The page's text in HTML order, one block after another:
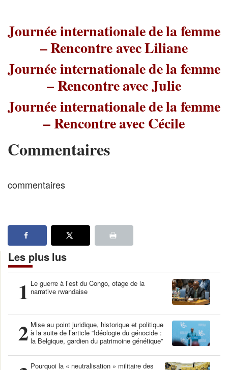
Journée internationale de la femme
– Rencontre avec Liliane
Journée internationale de la femme
– Rencontre avec Julie
Journée internationale de la femme
– Rencontre avec Cécile
Commentaires
commentaires
Les plus lus
1 Le guerre à l’est du Congo, otage de la
narrative rwandaise
2 Mise au point juridique, historique et politique
à la suite de l’article “Idéologie du génocide :
la Belgique, gardien du patrimoine génétique”
Pourquoi la « neutralisation » militaire des